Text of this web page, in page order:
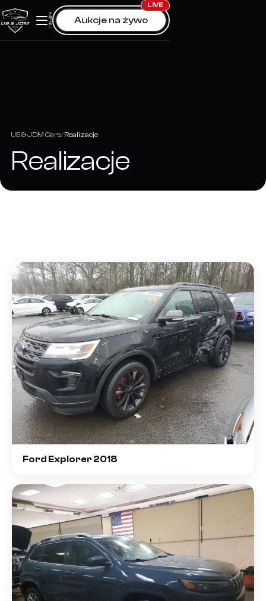
Skip
to
content
MENU Aukcje na żywo
LIVE
US & JDM Cars Realizacje
Realizacje
Ford Explorer 2018